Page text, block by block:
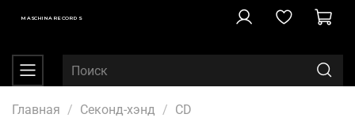
MASCHINA RECORDS
Главная Секонд-хэнд CD